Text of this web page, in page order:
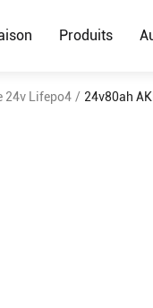
Produits
24v Lifepo4 / 24v80ah